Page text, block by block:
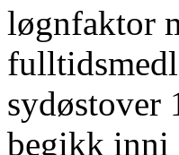
løgnfaktor
sydøstover
begikk inni